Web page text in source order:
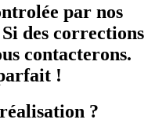
par nos
des corrections
contacterons.
!
?